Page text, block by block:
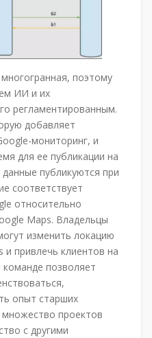
поэтому
ИИ и их
регламентированным.
добавляет
мониторинг, и
для ее публикации на
публикуются при
соответствует
относительно
Maps. Владельцы
изменить локацию
привлечь клиентов на
позволяет
опыт старших
проектов
с другими